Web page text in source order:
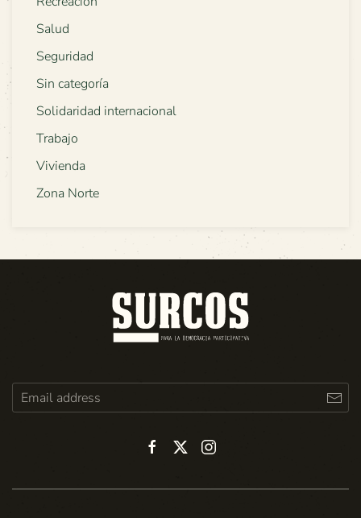
Salud
Seguridad
Sin categoría
Solidaridad internacional
Trabajo
Vivienda
Zona Norte